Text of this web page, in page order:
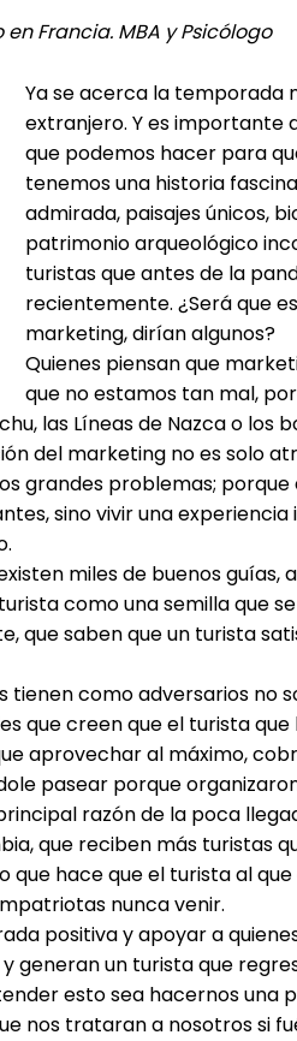
Francia. MBA y Psicólogo
Ya se acerca la temporada
extranjero. Y es importante
que podemos hacer para
tenemos una historia
admirada, paisajes únicos,
patrimonio arqueológico
turistas que antes de la
recientemente. ¿Será que
marketing, dirían algunos?
Quienes piensan que
que no estamos tan mal,
las Líneas de Nazca o los
del marketing no es solo
grandes problemas;
sino vivir una
miles de buenos
como una semilla que
que saben que un turista
tienen como adversarios no
que creen que el turista
aprovechar al máximo,
pasear porque
razón de la poca
que reciben más turistas
que hace que el turista al
nunca venir.
positiva y apoyar a
generan un turista que
esto sea hacernos una
nos trataran a nosotros si